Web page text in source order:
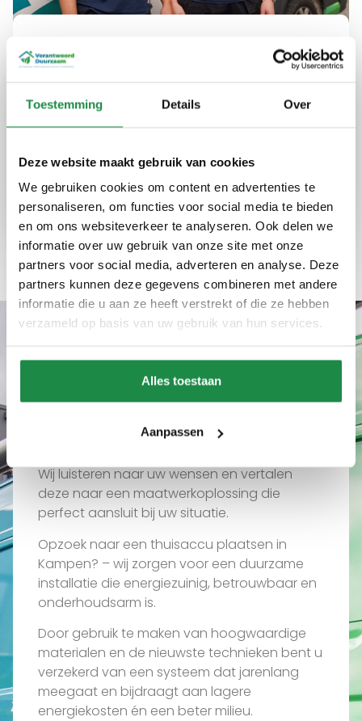
Toestemming Details Over
Deze website maakt gebruik van cookies
We gebruiken cookies om content en advertenties te
personaliseren, om functies voor social media te bieden
en om ons websiteverkeer te analyseren. Ook delen we
informatie over uw gebruik van onze site met onze
partners voor social media, adverteren en analyse. Deze
partners kunnen deze gegevens combineren met andere
informatie die u aan ze heeft verstrekt of die ze hebben
verzameld op basis van uw gebruik van hun services.
Alles toestaan
Aanpassen
Uw partner in duurzame
Bij Verantwoord Duurzaam bieden we advies
en installaties die uw energieverbruik
optimaliseren en kosten verlagen. Onze
diensten zijn betrouwbaar en eerlijk, altijd met
een focus op kwaliteit en efficiëntie.
Expertise Kwaliteit Ervaring
Wat ons uniek maakt
Waarom een thuisaccu
Wij luisteren naar uw wensen en vertalen
deze naar een maatwerkoplossing die
perfect aansluit bij uw situatie.
Opzoek naar een thuisaccu plaatsen in
Kampen? – wij zorgen voor een duurzame
installatie die energiezuinig, betrouwbaar en
onderhoudsarm is.
Door gebruik te maken van hoogwaardige
materialen en de nieuwste technieken bent u
verzekerd van een systeem dat jarenlang
meegaat en bijdraagt aan lagere
energiekosten én een beter milieu.